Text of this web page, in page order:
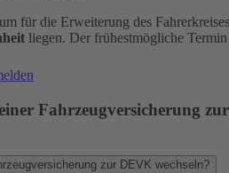
für die Erweiterung des Fahrerkreises
liegen. Der frühestmögliche Termin
Fahrzeugversicherung zur
zur DEVK wechseln?